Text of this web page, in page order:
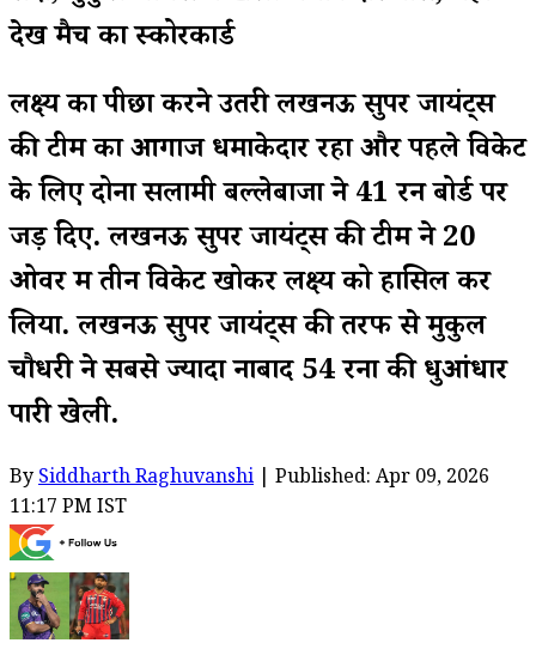
देखें मैच का स्कोरकार्ड
लक्ष्य का पीछा करने उतरी लखनऊ सुपर जायंट्स
की टीम का आगाज धमाकेदार रहा और पहले विकेट
के लिए दोनों सलामी बल्लेबाजों ने 41 रन बोर्ड पर
जड़ दिए. लखनऊ सुपर जायंट्स की टीम ने 20
ओवर में तीन विकेट खोकर लक्ष्य को हासिल कर
लिया. लखनऊ सुपर जायंट्स की तरफ से मुकुल
चौधरी ने सबसे ज्यादा नाबाद 54 रनों की धुआंधार
पारी खेली.
BySiddharth Raghuvanshi | Published: Apr 09, 2026
11:17 PM IST